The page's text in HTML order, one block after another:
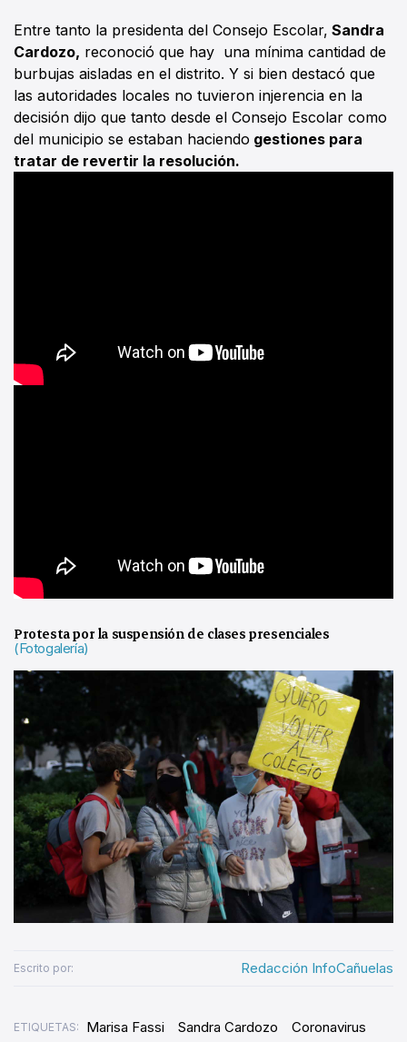
Entre tanto la presidenta del Consejo Escolar, Sandra
Cardozo, reconoció que hay una mínima cantidad de
burbujas aisladas en el distrito. Y si bien destacó que
las autoridades locales no tuvieron injerencia en la
decisión dijo que tanto desde el Consejo Escolar como
del municipio se estaban haciendo gestiones para
tratar de revertir la resolución.
Protesta por la suspensión de clases presenciales
(Fotogalería)
Escrito por: Redacción InfoCañuelas
ETIQUETAS: Marisa Fassi Sandra Cardozo
Coronavirus